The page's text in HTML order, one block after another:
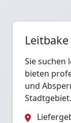
Sie suchen
bieten
und
Stadtgebiet.